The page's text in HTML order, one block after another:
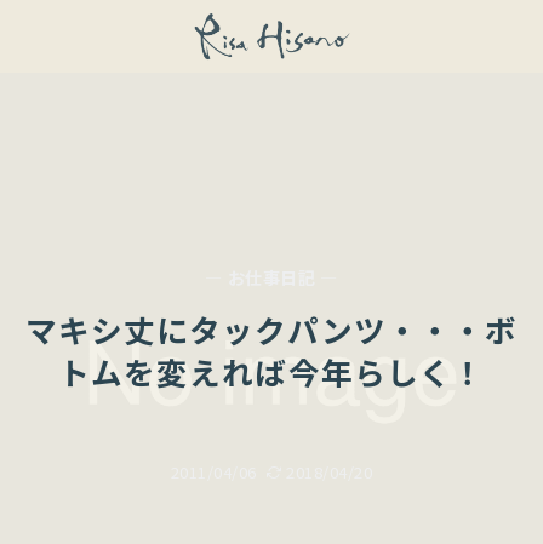
マキシ丈にタックパンツ・・・ボ
トムを変えれば今年らしく！